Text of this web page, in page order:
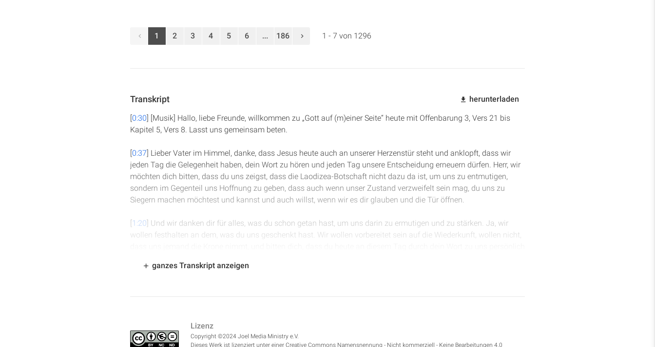
1 2 3 4 5 6 ... 186 1 - 7 von 1296
Transkript herunterladen
[0:30] [Musik] Hallo, liebe Freunde, willkommen zu „Gott auf (m)einer Seite“ heute mit Offenbarung 3, Vers 21 bis
Kapitel 5, Vers 8. Lasst uns gemeinsam beten.
[0:37] Lieber Vater im Himmel, danke, dass Jesus heute auch an unserer Herzenstür steht und anklopft, dass wir
jeden Tag die Gelegenheit haben, dein Wort zu hören und jeden Tag unsere Entscheidung erneuern dürfen. Herr, wir
möchten dich bitten, dass du uns zeigst, dass die Laodizea-Botschaft nicht dazu da ist, um uns zu entmutigen,
sondern im Gegenteil uns Hoffnung zu geben, dass auch wenn unser Zustand verzweifelt sein mag, du uns zu
Siegern machen möchtest und kannst und auch willst, wenn wir es dir glauben und die Tür öffnen.
[1:20] Und wir danken dir für alles, was du schon getan hast, um uns darin zu ermutigen und zu stärken. Ja, wir
wollen festhalten an dem, was du uns geschenkt hast. Wir wollen vorbereitet sein auf die Wiederkunft, wollen nicht,
Zustand befindet, weil sie glaubt, erlöst zu sein, aber eigentlich unbekehrt ist.
ganzes Transkript anzeigen
Lizenz
Copyright ©2024 Joel Media Ministry e.V.
Dieses Werk ist lizenziert unter einer Creative Commons Namensnennung - Nicht kommerziell - Keine Bearbeitungen 4.0